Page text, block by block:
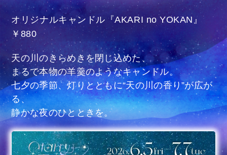
オリジナルキャンドル『AKARI no YOKAN』
￥880
天の川のきらめきを閉じ込めた、
まるで本物の羊羹のようなキャンドル。
七夕の季節、灯りとともに“天の川の香り”が広が
る、
静かな夜のひとときを。